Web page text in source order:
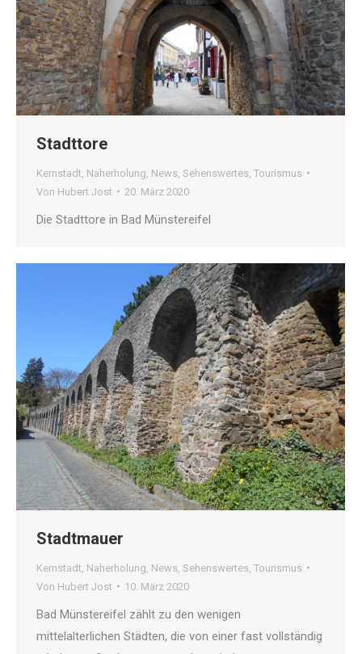
Stadttore
Kernstadt Naherholung News Sehenswertes Tourismus
Von Hubert Jost 20. März 2020
Die Stadttore in Bad Münstereifel
Stadtmauer
Kernstadt Naherholung News Sehenswertes Tourismus
Von Hubert Jost 10. März 2020
Bad Münstereifel zählt zu den wenigen
mittelalterlichen Städten, die von einer fast vollständig